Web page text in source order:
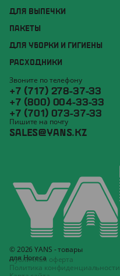
ДЛЯ ВЫПЕЧКИ
ПАКЕТЫ
ДЛЯ УБОРКИ И ГИГИЕНЫ
РАСХОДНИКИ
Звоните по телефону
+7 (717) 278-37-33
+7 (800) 004-33-33
+7 (701) 073-37-33
Пишите на почту
SALES@YANS.KZ
© 2026 YANS - товары
для Horeca
Публичная оферта
Политика конфиденциальности